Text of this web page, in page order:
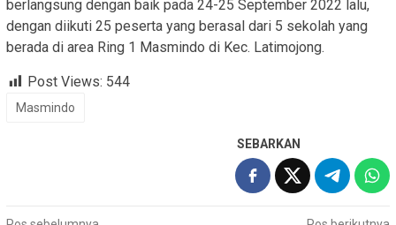
berlangsung dengan baik pada 24-25 September 2022 lalu,
dengan diikuti 25 peserta yang berasal dari 5 sekolah yang
berada di area Ring 1 Masmindo di Kec. Latimojong.
Post Views: 544
Masmindo
SEBARKAN